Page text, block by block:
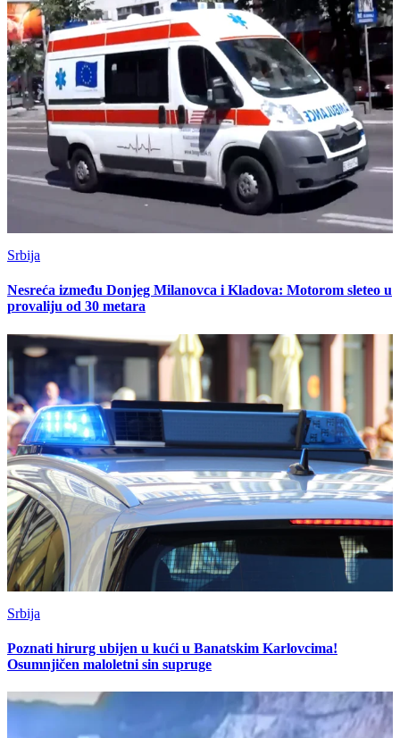
Srbija
Nesreća između Donjeg Milanovca i Kladova: Motorom sleteo u
provaliju od 30 metara
Srbija
Poznati hirurg ubijen u kući u Banatskim Karlovcima!
Osumnjičen maloletni sin supruge